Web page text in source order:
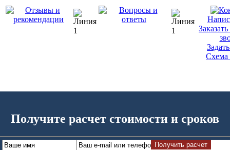
Схема
Получите расчет стоимости и сроков